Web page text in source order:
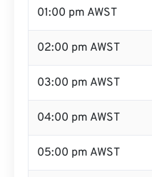
01:00 pm AWST
02:00 pm AWST
03:00 pm AWST
04:00 pm AWST
05:00 pm AWST